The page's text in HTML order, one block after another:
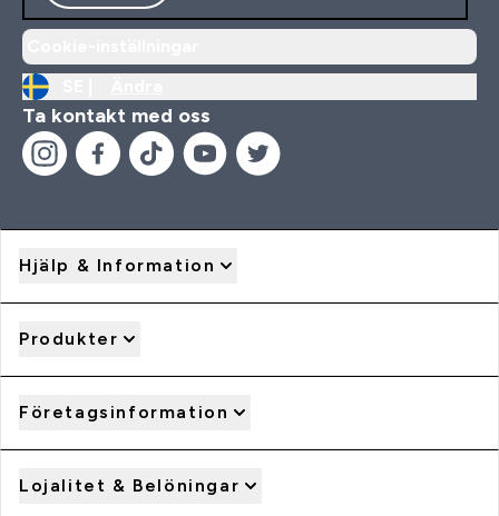
Ta kontakt med oss
Hjälp & Information
Produkter
Företagsinformation
Lojalitet & Belöningar